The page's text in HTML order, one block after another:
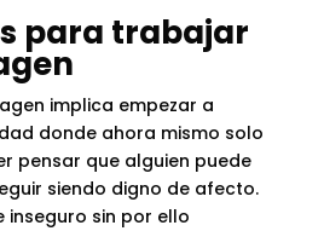
para trabajar
implica empezar a
donde ahora mismo solo
pensar que alguien puede
siendo digno de afecto.
inseguro sin por ello